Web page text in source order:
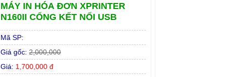
MÁY IN HÓA ĐƠN XPRINTER
N160II CỔNG KẾT NỐI USB
Mã SP:
Giá gốc: 2,000,000
Giá: 1,700,000 đ